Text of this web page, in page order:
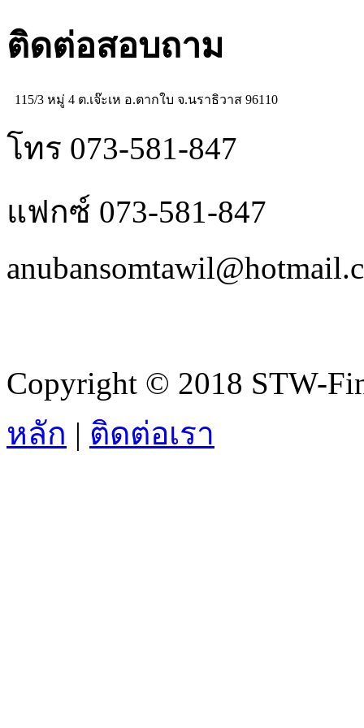
ติดต่อสอบถาม
115/3 หมู่ 4 ต.เจ๊ะเห อ.ตากใบ จ.นราธิวาส 96110
โทร 073-581-847
แฟกซ์ 073-581-847
Copyright © 2018 STW-
หลัก | ติดต่อเรา